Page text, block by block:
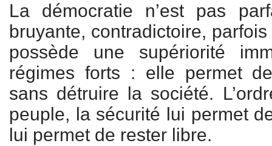
La démocratie n’est pas
bruyante, contradictoire,
possède une supériorité
régimes forts : elle permet
sans détruire la société.
peuple, la sécurité lui permet
lui permet de rester libre.